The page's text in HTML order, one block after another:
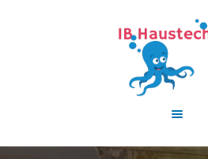
AKTUELLE